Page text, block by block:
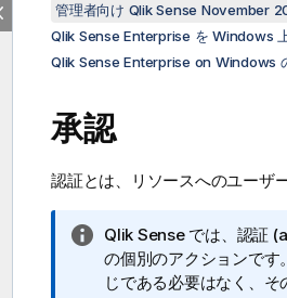
管理者向け Qlik Sense November
Qlik Sense Enterprise を Windows
Qlik Sense Enterprise on Windows
承認
認証とは、リソースへのユーザ
情
報
メ
Qlik Senseでは、認証
の個別のアクションです
じである必要はなく、そ